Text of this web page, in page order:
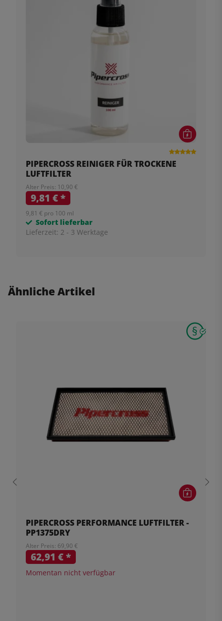
PIPERCROSS REINIGER FÜR TROCKENE
LUFTFILTER
Alter Preis: 10,90 €
9,81 €*
9,81 € pro 100 ml
Sofort lieferbar
Lieferzeit: 2 - 3 Werktage
Ähnliche Artikel
PIPERCROSS PERFORMANCE LUFTFILTER -
PP1375DRY
Alter Preis: 69,90 €
62,91 €*
Momentan nicht verfügbar